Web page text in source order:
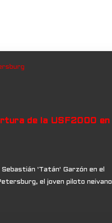
de la USF2000 en
'Tatán' Garzón en el
el joven piloto neivano